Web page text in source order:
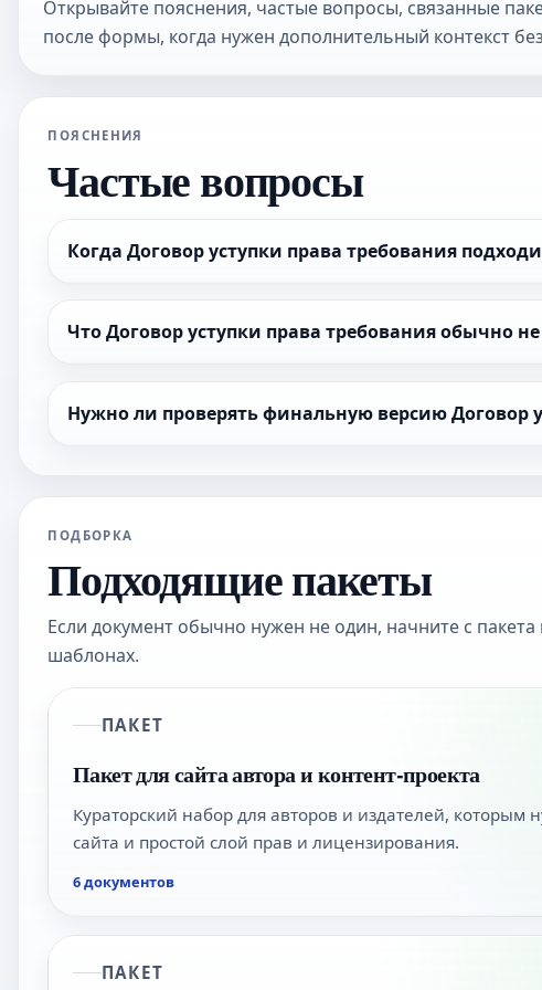
Открывайте пояснения, частые вопросы, связанные
после формы, когда нужен дополнительный контекст
ПОЯСНЕНИЯ
Частые вопросы
Когда Договор уступки права требования
Что Договор уступки права требования обычно
Нужно ли проверять финальную версию Договор
ПОДБОРКА
Подходящие пакеты
Если документ обычно нужен не один, начните с
шаблонах.
ПАКЕТ
Пакет для сайта автора и контент-проекта
Кураторский набор для авторов и издателей, которым
сайта и простой слой прав и лицензирования.
6 документов
ПАКЕТ